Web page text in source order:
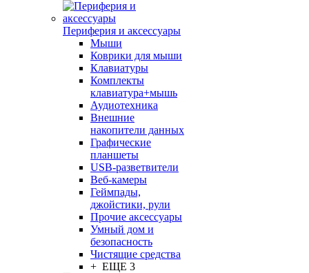
Периферия и аксессуары
Мыши
Коврики для мыши
Клавиатуры
Комплекты
клавиатура+мышь
Аудиотехника
Внешние
накопители данных
Графические
планшеты
USB-разветвители
Веб-камеры
Геймпады,
джойстики, рули
Прочие аксессуары
Умный дом и
безопасность
Чистящие средства
+ ЕЩЕ 3